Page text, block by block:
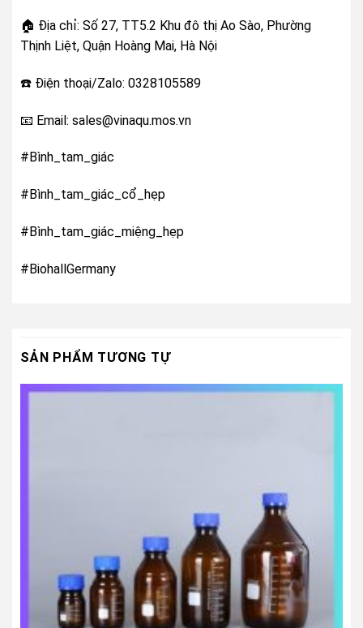
🏠 Địa chỉ: Số 27, TT5.2 Khu đô thị Ao Sào, Phường
Thịnh Liệt, Quận Hoàng Mai, Hà Nội
☎️ Điện thoại/Zalo: 0328105589
📧 Email: sales@vinaqu.mos.vn
#Bình_tam_giác
#Bình_tam_giác_cổ_hẹp
#Bình_tam_giác_miệng_hẹp
#BiohallGermany
SẢN PHẨM TƯƠNG TỰ